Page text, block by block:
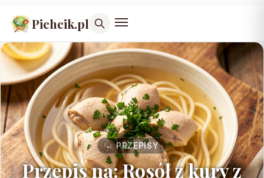
Pichcik.pl
← PRZEPISY
Przepis na: Rosół z kury z